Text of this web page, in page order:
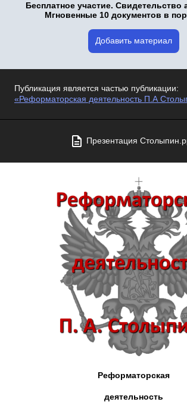
Бесплатное участие. Свидетельство
Мгновенные 10 документов в
Добавить материал
Публикация является частью публикации:
«Реформаторская деятельность П.А
Презентация
Реформаторская
деятельность